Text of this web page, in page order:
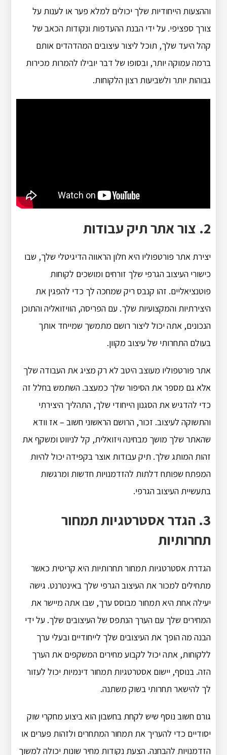
וההצעות הייחודיות שלך יכולים למלא פער או לענות על
צורך ספציפי. על ידי הבנת ההעדפות ונקודות הכאב של
קהל היעד שלך, תוכל ליצור עיצובים המהדהדים אותם
ברמה עמוקה יותר, ובסופו של דבר יובילו להמרות מכירות
גבוהות יותר ולשביעות רצון הלקוחות.
2. צור אתר תיק עבודות
יצירת אתר פורטפוליו היא חלון הראווה הדיגיטלי שלך, שבו
כישורי העיצוב הגרפי שלך זורחים ומושכים לקוחות
פוטנציאליים. זהו קנבס ריק שמחכה לך כדי להפגין את
היצירתיות והמקצועיות שלך. עם הפריסה, הוויזואליה והתוכן
הנכונים, אתה יכול ליצור רושם מתמשך שמייחד אותך
בעולם התחרותי של עיצוב מקוון.
אתר פורטפוליו מעוצב היטב לא רק מציג את העבודה שלך
אלא גם מספר את הסיפור שלך כמעצב. השתמש בחלל זה
כדי להדגיש את הסגנון הייחודי שלך, התהליך היצירתי
והתשוקה לעיצוב. זכור, הרושם הראשוני חשוב – אז וודא
שהאתר שלך מושך מבחינה ויזואלית, קל לניווט ומשקף את
זהות המותג שלך. תיק עבודות אוצר בקפידה יכול להיות
המפתח שפותח דלתות להזדמנויות חדשות ומרגשות
בתעשיית העיצוב הגרפי.
3. הגדר אסטרטגיות תמחור
תחרותיות
הגדרת אסטרטגיות תמחור תחרותיות היא קריטית כאשר
מתחילים למכור את העיצוב הגרפי שלך באינטרנט. גישה
יעילה אחת היא תמחור מבוסס ערך, שבו אתה מיישר את
המחירים שלך עם הערך הנתפס של העיצובים שלך. על ידי
הבנה מה הופך את העיצובים שלך לייחודיים ובעלי ערך
ללקוחות, אתה יכול לקבוע מחירים המשקפים את הערך
הזה. בנוסף, יישום אסטרטגיות תמחור דינמיות יכול לעזור
לך להישאר תחרותי בשוק משתנה.
גורם חשוב נוסף שיש לקחת בחשבון הוא ביצוע מחקרי שוק
יסודיים כדי להעריך את תמחור המתחרים ולזהות פערים או
הזדמנויות להבחנה. הצעת נקודות מחיר שונות יכולה למשוך